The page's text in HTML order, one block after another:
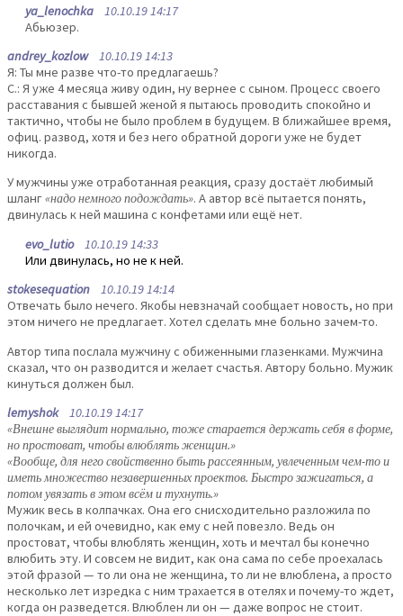
ya_lenochka 10.10.19 14:17
Абьюзер.
andrey_kozlow10.10.19 14:13
Я: Ты мне разве что-то предлагаешь?
С.: Я уже 4 месяца живу один, ну вернее с сыном. Процесс своего
расставания с бывшей женой я пытаюсь проводить спокойно и
тактично, чтобы не было проблем в будущем. В ближайшее время,
офиц. развод, хотя и без него обратной дороги уже не будет
никогда.
У мужчины уже отработанная реакция, сразу достаёт любимый
шланг«надо немного подождать». А автор всё пытается понять,
двинулась к ней машина с конфетами или ещё нет.
evo_lutio10.10.19 14:33
Или двинулась, но не к ней.
stokesequation 10.10.19 14:14
Отвечать было нечего. Якобы невзначай сообщает новость, но при
этом ничего не предлагает. Хотел сделать мне больно зачем-то.
Автор типа послала мужчину с обиженными глазенками. Мужчина
сказал, что он разводится и желает счастья. Автору больно. Мужик
кинуться должен был.
lemyshok10.10.19 14:17
«Внешне выглядит нормально, тоже старается держать себя в форме,
но простоват, чтобы влюблять женщин.»
«Вообще, для него свойственно быть рассеянным, увлеченным чем-то и
иметь множество незавершенных проектов. Быстро зажигаться, а
потом увязать в этом всём и тухнуть.»
Мужик весь в колпачках. Она его снисходительно разложила по
полочкам, и ей очевидно, как ему с ней повезло. Ведь он
простоват, чтобы влюблять женщин, хоть и мечтал бы конечно
влюбить эту. И совсем не видит, как она сама по себе проехалась
этой фразой — то ли она не женщина, то ли не влюблена, а просто
несколько лет изредка с ним трахается в отелях и почему-то ждет,
когда он разведется. Влюблен ли он — даже вопрос не стоит.